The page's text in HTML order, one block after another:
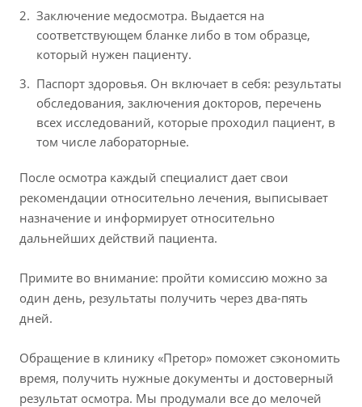
Заключение медосмотра. Выдается на
соответствующем бланке либо в том образце,
который нужен пациенту.
Паспорт здоровья. Он включает в себя: результаты
обследования, заключения докторов, перечень
всех исследований, которые проходил пациент, в
том числе лабораторные.
После осмотра каждый специалист дает свои
рекомендации относительно лечения, выписывает
назначение и информирует относительно
дальнейших действий пациента.
Примите во внимание: пройти комиссию можно за
один день, результаты получить через два-пять
дней.
Обращение в клинику «Претор» поможет сэкономить
время, получить нужные документы и достоверный
результат осмотра. Мы продумали все до мелочей